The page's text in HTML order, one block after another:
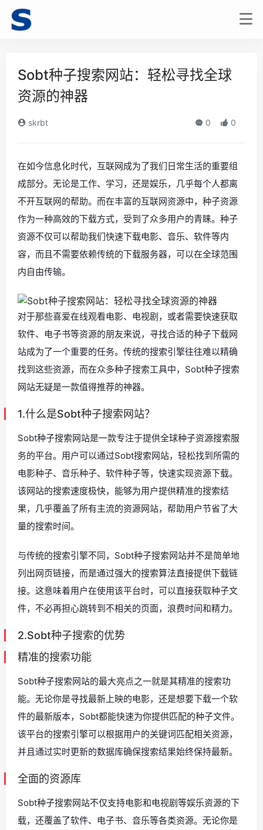
Sobt种子搜索网站：轻松寻找全球
资源的神器
skrbt 0 0
在如今信息化时代，互联网成为了我们日常生活的重要组
成部分。无论是工作、学习，还是娱乐，几乎每个人都离
不开互联网的帮助。而在丰富的互联网资源中，种子资源
作为一种高效的下载方式，受到了众多用户的青睐。种子
资源不仅可以帮助我们快速下载电影、音乐、软件等内
容，而且不需要依赖传统的下载服务器，可以在全球范围
内自由传输。
对于那些喜爱在线观看电影、电视剧，或者需要快速获取
软件、电子书等资源的朋友来说，寻找合适的种子下载网
站成为了一个重要的任务。传统的搜索引擎往往难以精确
找到这些资源，而在众多种子搜索工具中，Sobt种子搜索
网站无疑是一款值得推荐的神器。
1.什么是Sobt种子搜索网站？
Sobt种子搜索网站是一款专注于提供全球种子资源搜索服
务的平台。用户可以通过Sobt搜索网站，轻松找到所需的
电影种子、音乐种子、软件种子等，快速实现资源下载。
该网站的搜索速度极快，能够为用户提供精准的搜索结
果，几乎覆盖了所有主流的资源网站，帮助用户节省了大
量的搜索时间。
与传统的搜索引擎不同，Sobt种子搜索网站并不是简单地
列出网页链接，而是通过强大的搜索算法直接提供下载链
接。这意味着用户在使用该平台时，可以直接获取种子文
件，不必再担心跳转到不相关的页面，浪费时间和精力。
2.Sobt种子搜索的优势
精准的搜索功能
Sobt种子搜索网站的最大亮点之一就是其精准的搜索功
能。无论你是寻找最新上映的电影，还是想要下载一个软
件的最新版本，Sobt都能快速为你提供匹配的种子文件。
该平台的搜索引擎可以根据用户的关键词匹配相关资源，
并且通过实时更新的数据库确保搜索结果始终保持最新。
全面的资源库
Sobt种子搜索网站不仅支持电影和电视剧等娱乐资源的下
载，还覆盖了软件、电子书、音乐等各类资源。无论你是